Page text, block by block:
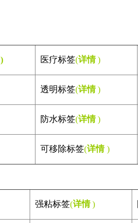
) 医疗标签(详情 )
透明标签(详情 )
防水标签(详情 )
可移除标签(详情 )
强粘标签(详情 )